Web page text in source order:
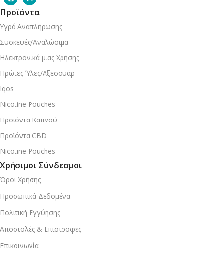
Προϊόντα
Υγρά Αναπλήρωσης
Συσκευές/Αναλώσιμα
Ηλεκτρονικά μιας Χρήσης
Πρώτες Ύλες/Αξεσουάρ
Iqos
Nicotine Pouches
Προϊόντα Καπνού
Προϊόντα CBD
Nicotine Pouches
Χρήσιμοι Σύνδεσμοι
Όροι Χρήσης
Προσωπικά Δεδομένα
Πολιτική Εγγύησης
Αποστολές & Επιστροφές
Επικοινωνία